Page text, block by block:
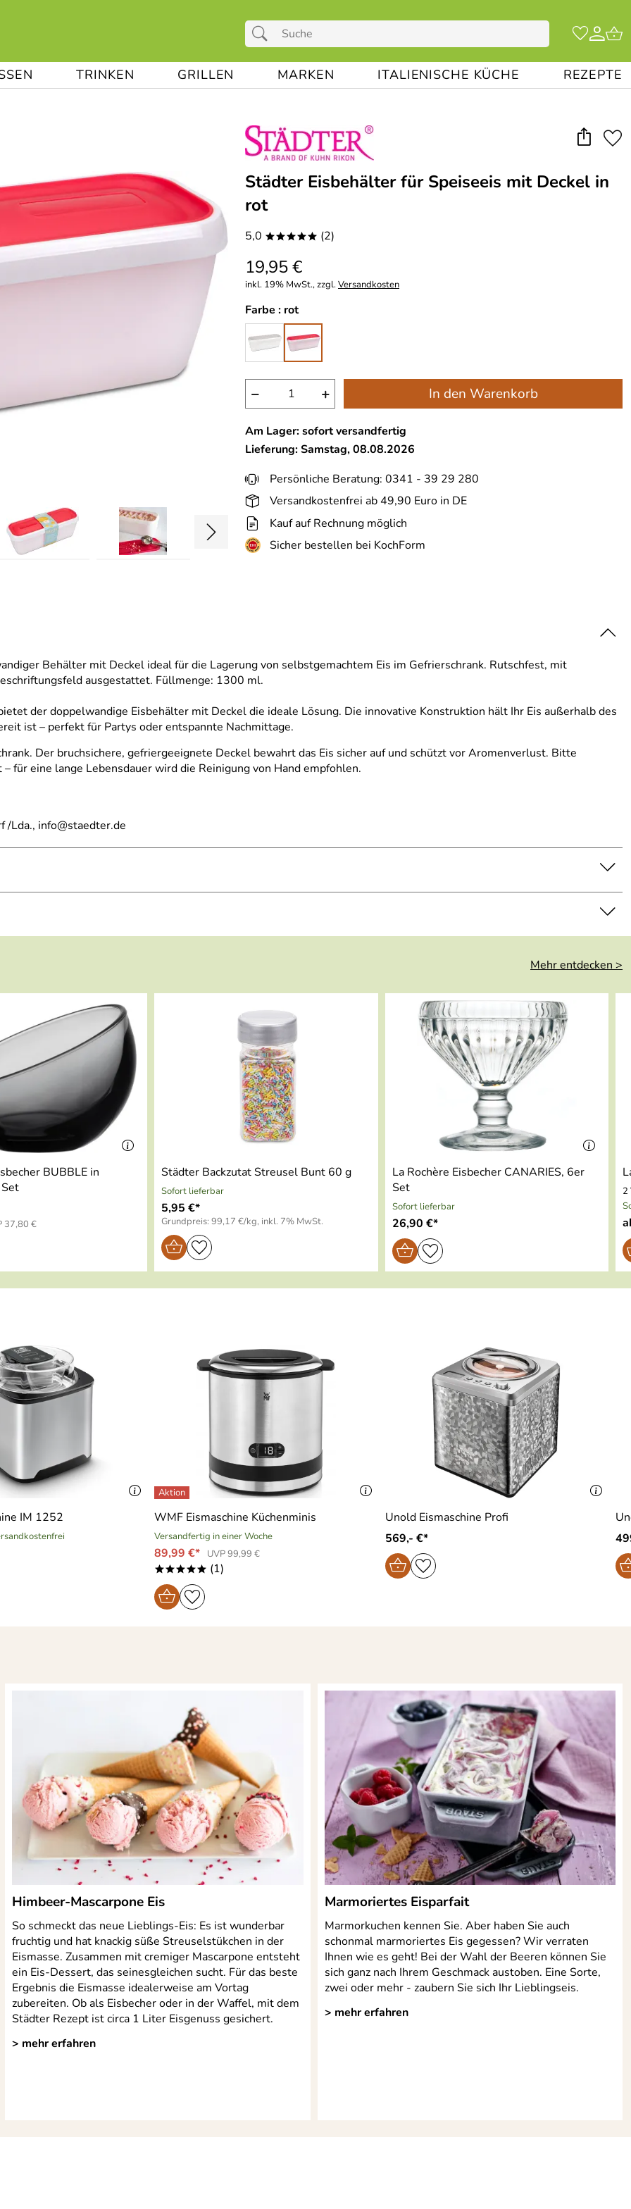
TRINKEN GRILLEN MARKEN ITALIENISCHE KÜCHE REZEPTE
Städter Eisbehälter für Speiseeis mit Deckel in
rot
5,0 ***** (2)
19,95 €
inkl. 19% MwSt., zzgl.Versandkosten
Farbe : rot
− + In den Warenkorb
Am Lager: sofort versandfertig
Lieferung: Samstag, 08.08.2026
Persönliche Beratung: 0341 - 39 29 280
Versandkostenfrei ab 49,90 Euro in DE
Kauf auf Rechnung möglich
Sicher bestellen bei KochForm
Behälter mit Deckel ideal für die Lagerung von selbstgemachtem Eis im Gefrierschrank. Rutschfest, mit
ausgestattet. Füllmenge: 1300 ml.
der doppelwandige Eisbehälter mit Deckel die ideale Lösung. Die innovative Konstruktion hält Ihr Eis außerhalb des
ist – perfekt für Partys oder entspannte Nachmittage.
Der bruchsichere, gefriergeeignete Deckel bewahrt das Eis sicher auf und schützt vor Aromenverlust. Bitte
für eine lange Lebensdauer wird die Reinigung von Hand empfohlen.
Lda., info@staedter.de
gefriergeeignet
Mehr entdecken >
BUBBLE in
37,80 €
Städter Backzutat Streusel Bunt 60 g
Sofort lieferbar
5,95 €*
Grundpreis: 99,17 €/kg, inkl. 7% MwSt.
La Rochère Eisbecher CANARIES, 6er
Set
Sofort lieferbar
26,90 €*
2
IM 1252 WMF Eismaschine Küchenminis
Versandfertig in einer Woche
89,99 €* UVP 99,99 €
***** (1)
Unold Eismaschine Profi
569,- €*
Himbeer-Mascarpone Eis
So schmeckt das neue Lieblings-Eis: Es ist wunderbar
fruchtig und hat knackig süße Streuselstükchen in der
Eismasse. Zusammen mit cremiger Mascarpone entsteht
ein Eis-Dessert, das seinesgleichen sucht. Für das beste
Ergebnis die Eismasse idealerweise am Vortag
zubereiten. Ob als Eisbecher oder in der Waffel, mit dem
Städter Rezept ist circa 1 Liter Eisgenuss gesichert.
> mehr erfahren
Marmoriertes Eisparfait
Marmorkuchen kennen Sie. Aber haben Sie auch
schonmal marmoriertes Eis gegessen? Wir verraten
Ihnen wie es geht! Bei der Wahl der Beeren können Sie
sich ganz nach Ihrem Geschmack austoben. Eine Sorte,
zwei oder mehr - zaubern Sie sich Ihr Lieblingseis.
> mehr erfahren